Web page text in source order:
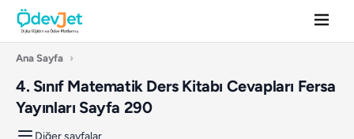
Ana Sayfa ›
4. Sınıf Matematik Ders Kitabı Cevapları Fersa
Yayınları Sayfa 290
Diğer sayfalar